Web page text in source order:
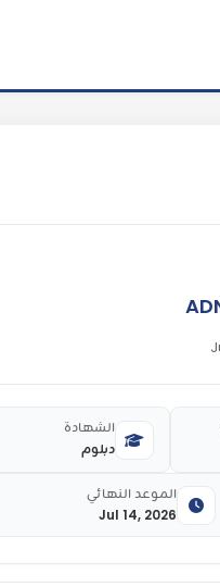
دبلوم
الشهادة
Jul 14, 2026
الموعد النهائي